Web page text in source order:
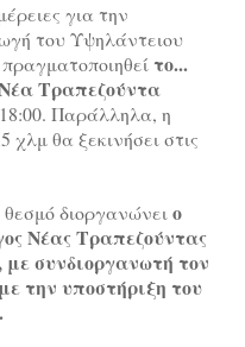
για την
του Υψηλάντειου
το...
Τραπεζούντα
Παράλληλα, η
χλμ θα ξεκινήσει στις
διοργανώνειο
Νέας Τραπεζούντας
συνδιοργανωτή τον
την υποστήριξη του